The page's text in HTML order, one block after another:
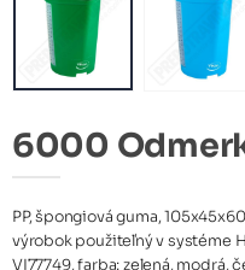
6000
PP, špongiová guma,
výrobok použiteľný v systéme
VI77749, farba: zelená, modrá,